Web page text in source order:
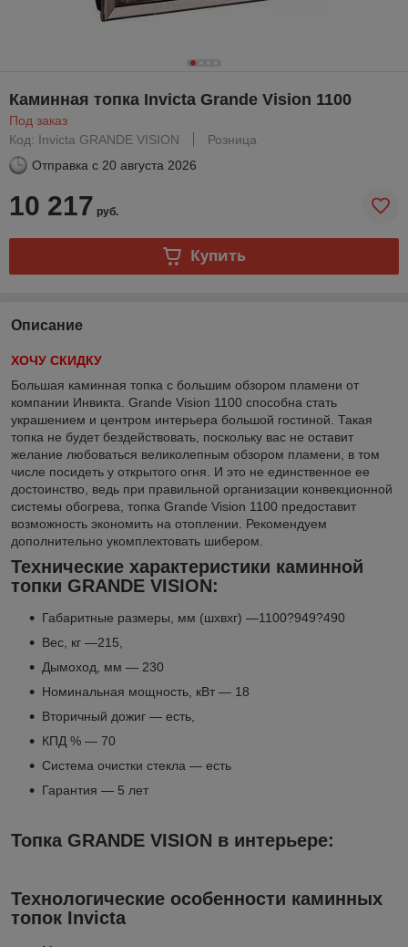
Каминная топка Invicta Grande Vision 1100
Под заказ
Код: Invicta GRANDE VISION
Розница
Отправка с 20 августа 2026
10 217 руб.
Купить
Описание
ХОЧУ СКИДКУ
Большая каминная топка с большим обзором пламени от
компании Инвикта. Grande Vision 1100 способна стать
украшением и центром интерьера большой гостиной. Такая
топка не будет бездействовать, поскольку вас не оставит
желание любоваться великолепным обзором пламени, в том
числе посидеть у открытого огня. И это не единственное ее
достоинство, ведь при правильной организации конвекционной
системы обогрева, топка Grande Vision 1100 предоставит
возможность экономить на отоплении. Рекомендуем
дополнительно укомплектовать шибером.
Технические характеристики каминной
топки GRANDE VISION:
Габаритные размеры, мм (шхвхг) —1100?949?490
Вес, кг —215,
Дымоход, мм — 230
Номинальная мощность, кВт — 18
Вторичный дожиг — есть,
КПД % — 70
Система очистки стекла — есть
Гарантия — 5 лет
Топка GRANDE VISION в интерьере:
Технологические особенности каминных
топок Invicta